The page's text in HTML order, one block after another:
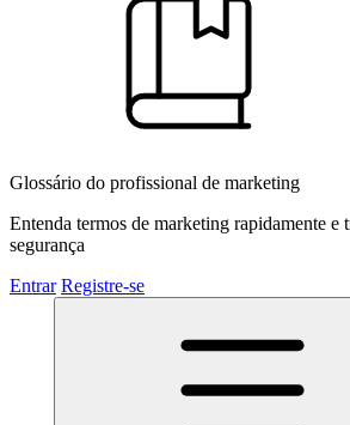
Glossário do profissional de marketing
Entenda termos de marketing rapidamente e
segurança
Entrar Registre-se